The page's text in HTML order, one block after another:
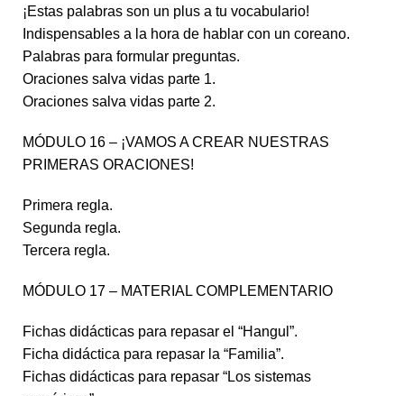
¡Estas palabras son un plus a tu vocabulario!
Indispensables a la hora de hablar con un coreano.
Palabras para formular preguntas.
Oraciones salva vidas parte 1.
Oraciones salva vidas parte 2.
MÓDULO 16 – ¡VAMOS A CREAR NUESTRAS
PRIMERAS ORACIONES!
Primera regla.
Segunda regla.
Tercera regla.
MÓDULO 17 – MATERIAL COMPLEMENTARIO
Fichas didácticas para repasar el “Hangul”.
Ficha didáctica para repasar la “Familia”.
Fichas didácticas para repasar “Los sistemas